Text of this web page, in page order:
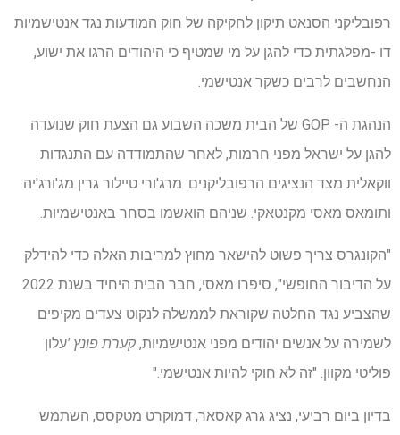
רפובליקני הסנאט תיקון לחקיקה של חוק המודעות נגד אנטישמיות
דו -מפלגתית כדי להגן על מי שמטיף כי היהודים הרגו את ישוע,
הנחשבים לרבים כשקר אנטישמי.
הנהגת ה- GOP של הבית משכה השבוע גם הצעת חוק שנועדה
להגן על ישראל מפני חרמות, לאחר שהתמודדה עם התנגדות
ווקאלית מצד הנציגים הרפובליקנים. מרג'ורי טיילור גרין מג'ורג'יה
ותומאס מאסי מקנטאקי. שניהם הואשמו בסחר באנטישמיות.
"הקונגרס צריך פשוט להישאר מחוץ למריבות האלה כדי להידלק
על הדיבור החופשי", סיפרו מאסי, חבר הבית היחיד בשנת 2022
שהצביע נגד החלטה שקוראת לממשלה לנקוט צעדים מקיפים
לשמירה על אנשים יהודים מפני אנטישמיות, קערת פונץ 'עלון
פוליטי מקוון. "זה לא חוקי להיות אנטישמי."
בדיון ביום רביעי, נציג גרג קאסאר, דמוקרט מטקסס, השתמש